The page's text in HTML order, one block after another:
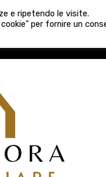
ATTIVITÀ
e ripetendo le visite.
per fornire un